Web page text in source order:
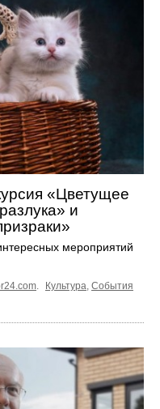
«Цветущее
и
мероприятий
. Культура, События